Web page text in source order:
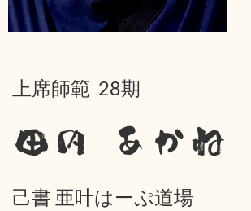
上席師範 28期
田内 あかね
己書 亜叶はーぷ道場